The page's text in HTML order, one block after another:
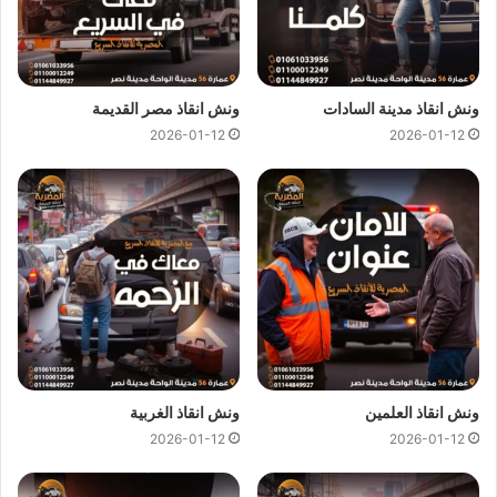
ارخص ونش انقاذ ، اسرع ونش انقاذ ، افضل ونش انقاذ ، اقرب ونش انقاذ ،
انقاذ السيارات ، انقاذ سيارات ، اوناش انقاذ السيارات ، تليفون ونش انقاذ ،
رقم ونش ، رقم ونش أنقاذ ، رقم ونش انقاذ ، ريكفري ، سحب سيارات ، سطحة
، سطحة سيارات ، نجدة طريق ، نقل سيارات ، ونش ، ونش امان ، ونش انقاذ
سريع ، ونش انقاذ قريب ، ونش سيارات ، ونش سيارة ، ونش طريق ، ونش
عربيات ، ونش نجدة ، ونش المصرية
ونش انقاذ مدينة السادات
2026-01-12
ونش انقاذ مصر القديمة
2026-01-12
ونش انقاذ العلمين
2026-01-12
ونش انقاذ الغربية
2026-01-12